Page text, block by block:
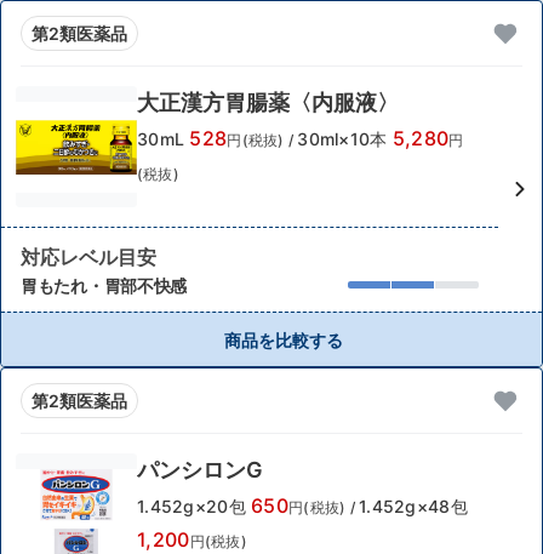
第2類医薬品
大正漢方胃腸薬〈内服液〉
30mL 528円(税抜) / 30ml×10本 5,280円
(税抜)
対応レベル目安
胃もたれ・胃部不快感
商品を比較する
第2類医薬品
パンシロンG
1.452g×20包 650円(税抜) / 1.452g×48包
1,200円(税抜)